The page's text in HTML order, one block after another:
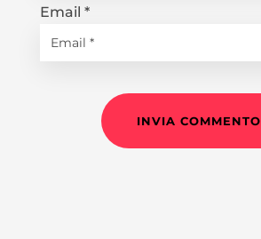
Email *
INVIA COMMENTO